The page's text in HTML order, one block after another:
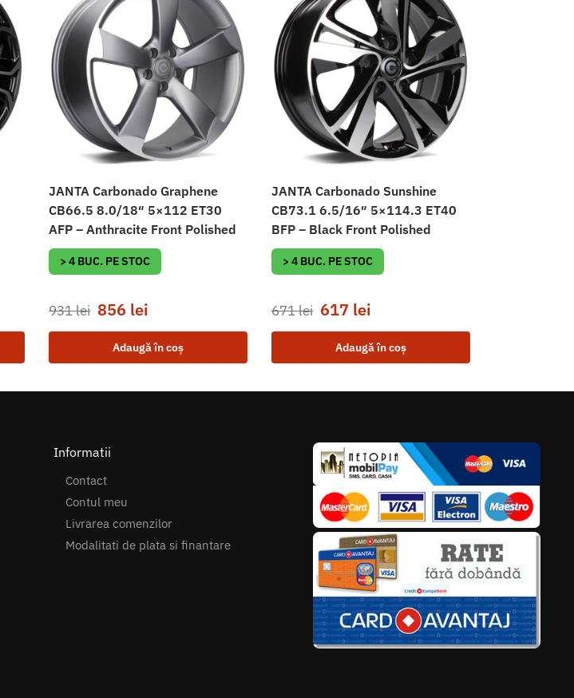
JANTA Carbonado Graphene
CB66.5 8.0/18″ 5×112 ET30
AFP – Anthracite Front Polished
> 4 BUC. PE STOC
931lei 856 lei
Adaugă în coș
JANTA Carbonado Sunshine
CB73.1 6.5/16″ 5×114.3 ET40
BFP – Black Front Polished
> 4 BUC. PE STOC
671lei 617 lei
Adaugă în coș
Informatii
Contact
Contul meu
Livrarea comenzilor
Modalitati de plata si finantare